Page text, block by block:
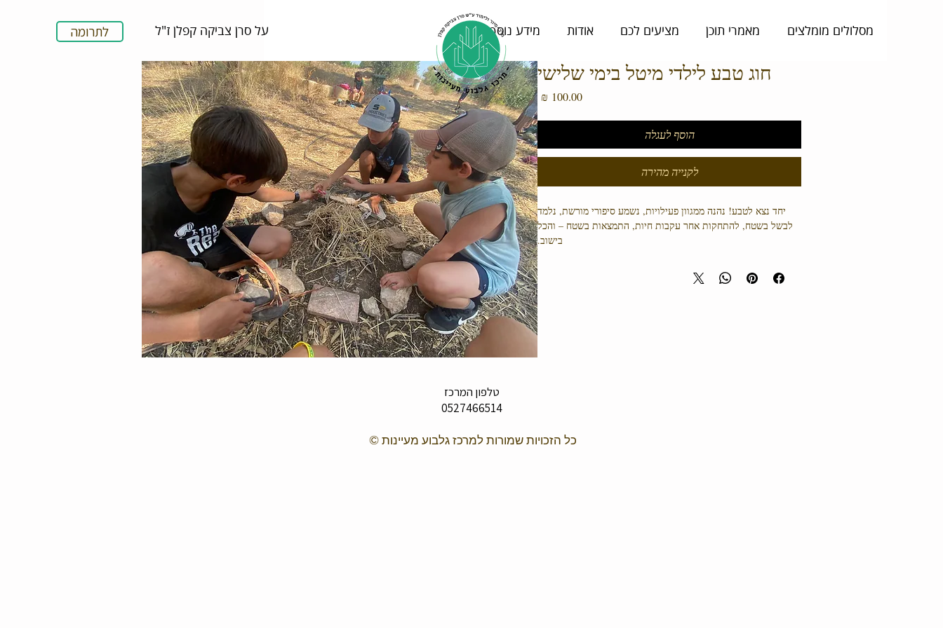
לתרומה על סרן צביקה קפלן ז"ל מסלולים מומלצים מאמרי תוכן מציעים לכם אודות מידע נוסף
חוג טבע לילדי מיטל בימי שלישי
מחיר
הוסף לעגלה
לקנייה מהירה
יחד נצא לטבע! נהנה ממגוון פעילויות, נשמע סיפורי מורשת, נלמד
לבשל בשטח, להתחקות אחר עקבות חיות, התמצאות בשטח – והכל
בישוב.
פחות מסכים ופשוט לצאת החוצה וליהנות את השטח שליד הבית
טלפון המרכז
0527466514
כל הזכויות שמורות למרכז גלבוע מעיינות ©